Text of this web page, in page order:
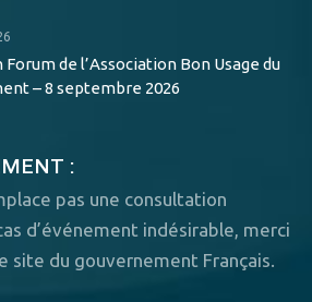
Forum de l’Association Bon Usage du
– 8 septembre 2026
:
pas une consultation
d’événement indésirable, merci
site du gouvernement Français.